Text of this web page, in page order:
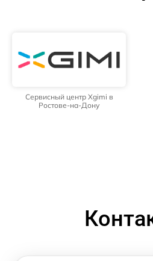
Сервисный центр Xgimi в
Ростове-на-Дону